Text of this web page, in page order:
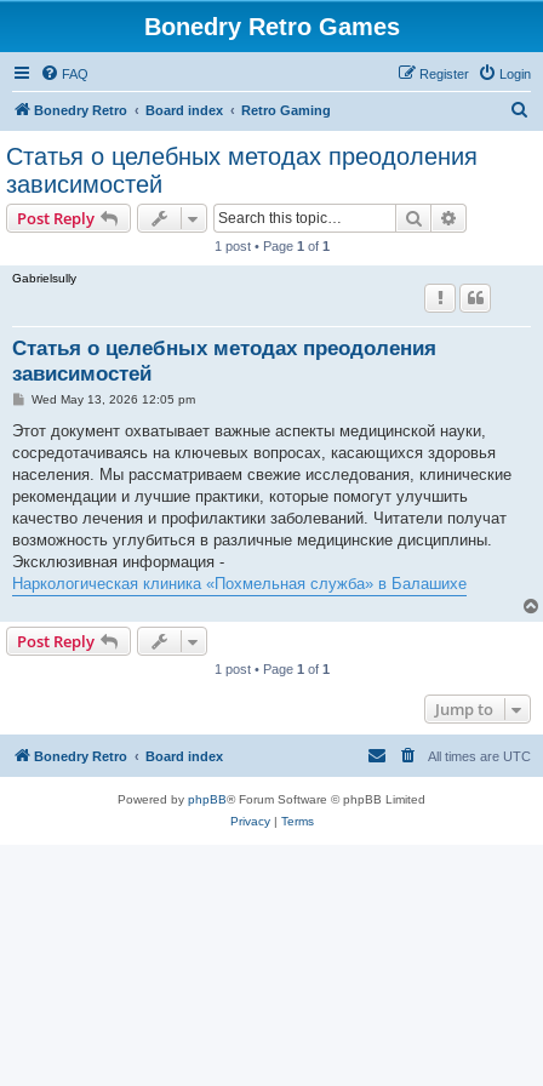
Bonedry Retro Games
FAQ Login
Register
Bonedry Retro Board index Retro Gaming
Статья о целебных методах преодоления
зависимостей
Post Reply Search
1 post • Page 1 of 1
Gabrielsully
Статья о целебных методах преодоления
зависимостей
P
s
Wed May 13, 2026 12:05 pm
Этот документ охватывает важные аспекты медицинской науки,
сосредотачиваясь на ключевых вопросах, касающихся здоровья
населения. Мы рассматриваем свежие исследования, клинические
рекомендации и лучшие практики, которые помогут улучшить
качество лечения и профилактики заболеваний. Читатели получат
возможность углубиться в различные медицинские дисциплины.
Эксклюзивная информация -
Наркологическая клиника «Похмельная служба» в Балашихе
Post Reply
1 post • Page 1 of 1
Jump to
Bonedry Retro Board index All times are UTC
Powered by phpBB® Forum Software © phpBB Limited
Privacy| Terms